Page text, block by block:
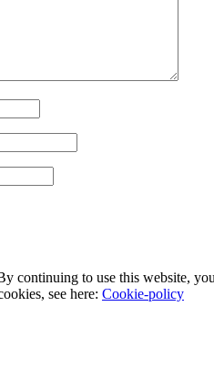
continuing to use this website,
see here: Cookie-policy